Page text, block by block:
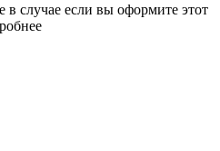
случае если вы оформите этот